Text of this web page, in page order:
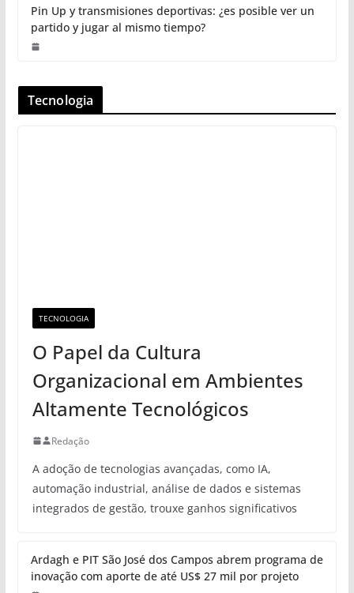
Pin Up y transmisiones deportivas: ¿es posible ver un
partido y jugar al mismo tiempo?
Tecnologia
TECNOLOGIA
O Papel da Cultura
Organizacional em Ambientes
Altamente Tecnológicos
Redação
A adoção de tecnologias avançadas, como IA,
automação industrial, análise de dados e sistemas
integrados de gestão, trouxe ganhos significativos
Ardagh e PIT São José dos Campos abrem programa de
inovação com aporte de até US$ 27 mil por projeto